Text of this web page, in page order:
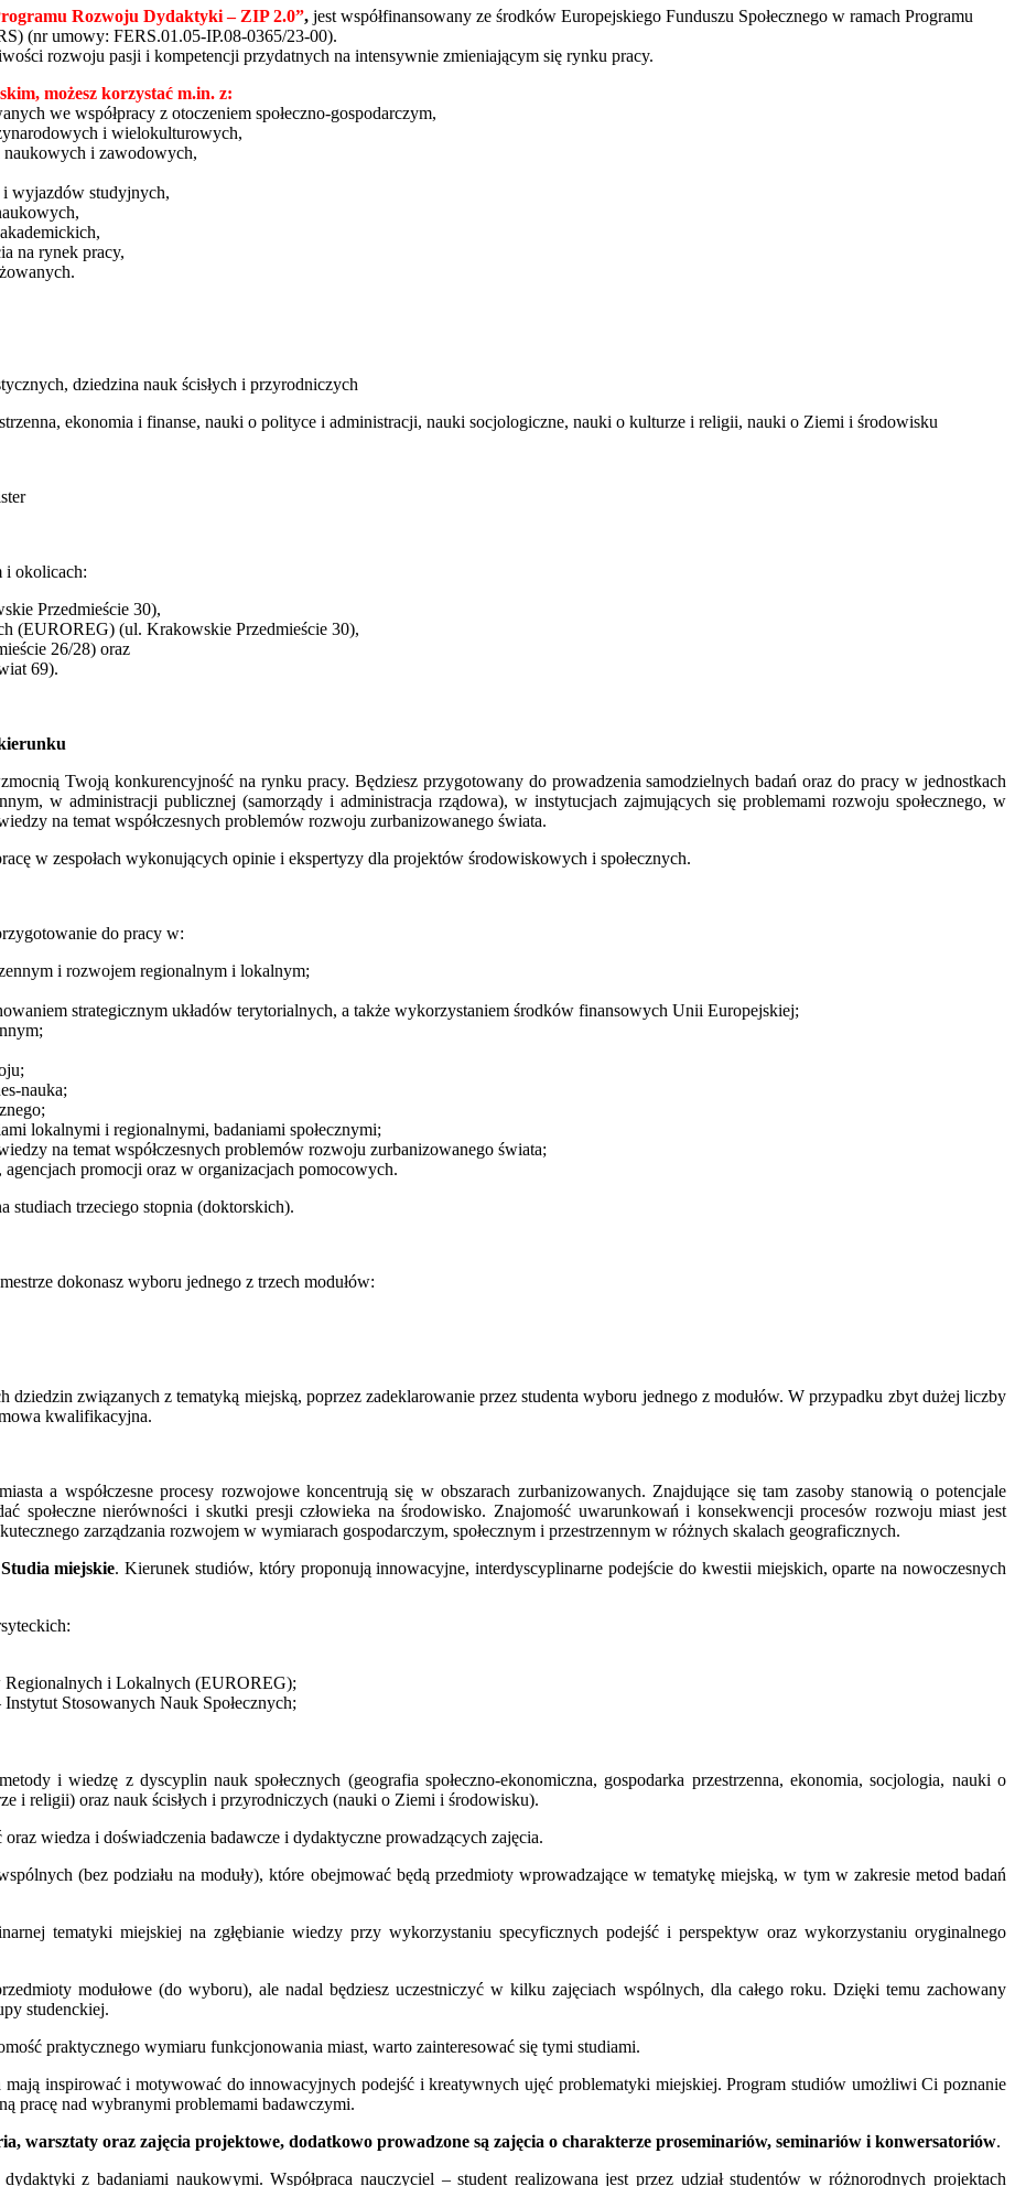
Rozwoju Dydaktyki – ZIP 2.0”, jest współfinansowany ze środków Europejskiego Funduszu Społecznego w ramach Programu
(nr umowy: FERS.01.05-IP.08-0365/23-00).
rozwoju pasji i kompetencji przydatnych na intensywnie zmieniającym się rynku pracy.
możesz korzystać m.in. z:
we współpracy z otoczeniem społeczno-gospodarczym,
i wielokulturowych,
i zawodowych,
wyjazdów studyjnych,
na rynek pracy,
dziedzina nauk ścisłych i przyrodniczych
ekonomia i finanse, nauki o polityce i administracji, nauki socjologiczne, nauki o kulturze i religii, nauki o Ziemi i środowisku
i okolicach:
Przedmieście 30),
(EUROREG) (ul. Krakowskie Przedmieście 30),
26/28) oraz
69).
Twoją konkurencyjność na rynku pracy. Będziesz przygotowany do prowadzenia samodzielnych badań oraz do pracy w jednostkach
w administracji publicznej (samorządy i administracja rządowa), w instytucjach zajmujących się problemami rozwoju społecznego, w
na temat współczesnych problemów rozwoju zurbanizowanego świata.
w zespołach wykonujących opinie i ekspertyzy dla projektów środowiskowych i społecznych.
do pracy w:
i rozwojem regionalnym i lokalnym;
strategicznym układów terytorialnych, a także wykorzystaniem środków finansowych Unii Europejskiej;
nauka;
lokalnymi i regionalnymi, badaniami społecznymi;
na temat współczesnych problemów rozwoju zurbanizowanego świata;
promocji oraz w organizacjach pomocowych.
studiach trzeciego stopnia (doktorskich).
dokonasz wyboru jednego z trzech modułów:
związanych z tematyką miejską, poprzez zadeklarowanie przez studenta wyboru jednego z modułów. W przypadku zbyt dużej liczby
kwalifikacyjna.
a współczesne procesy rozwojowe koncentrują się w obszarach zurbanizowanych. Znajdujące się tam zasoby stanowią o potencjale
społeczne nierówności i skutki presji człowieka na środowisko. Znajomość uwarunkowań i konsekwencji procesów rozwoju miast jest
zarządzania rozwojem w wymiarach gospodarczym, społecznym i przestrzennym w różnych skalach geograficznych.
Studia miejskie. Kierunek studiów, który proponują innowacyjne, interdyscyplinarne podejście do kwestii miejskich, oparte na nowoczesnych
i Lokalnych (EUROREG);
Stosowanych Nauk Społecznych;
i wiedzę z dyscyplin nauk społecznych (geografia społeczno-ekonomiczna, gospodarka przestrzenna, ekonomia, socjologia, nauki o
i religii) oraz nauk ścisłych i przyrodniczych (nauki o Ziemi i środowisku).
wiedza i doświadczenia badawcze i dydaktyczne prowadzących zajęcia.
(bez podziału na moduły), które obejmować będą przedmioty wprowadzające w tematykę miejską, w tym w zakresie metod badań
tematyki miejskiej na zgłębianie wiedzy przy wykorzystaniu specyficznych podejść i perspektyw oraz wykorzystaniu oryginalnego
modułowe (do wyboru), ale nadal będziesz uczestniczyć w kilku zajęciach wspólnych, dla całego roku. Dzięki temu zachowany
studenckiej.
praktycznego wymiaru funkcjonowania miast, warto zainteresować się tymi studiami.
inspirować i motywować do innowacyjnych podejść i kreatywnych ujęć problematyki miejskiej. Program studiów umożliwi Ci poznanie
pracę nad wybranymi problemami badawczymi.
warsztaty oraz zajęcia projektowe, dodatkowo prowadzone są zajęcia o charakterze proseminariów, seminariów i konwersatoriów.
z badaniami naukowymi. Współpraca nauczyciel – student realizowana jest przez udział studentów w różnorodnych projektach